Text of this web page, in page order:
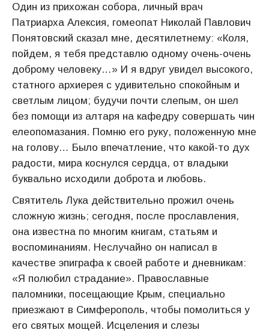
Один из прихожан собора, личный врач
Патриарха Алексия, гомеопат Николай Павлович
Понятовский сказал мне, десятилетнему: «Коля,
пойдем, я тебя представлю одному очень-очень
доброму человеку…» И я вдруг увидел высокого,
статного архиерея с удивительно спокойным и
светлым лицом; будучи почти слепым, он шел
без помощи из алтаря на кафедру совершать чин
елеопомазания. Помню его руку, положенную мне
на голову… Было впечатление, что какой-то дух
радости, мира коснулся сердца, от владыки
буквально исходили доброта и любовь.
Святитель Лука действительно прожил очень
сложную жизнь; сегодня, после прославления,
она известна по многим книгам, статьям и
воспоминаниям. Неслучайно он написал в
качестве эпиграфа к своей работе и дневникам:
«Я полюбил страдание». Православные
паломники, посещающие Крым, специально
приезжают в Симферополь, чтобы помолиться у
его святых мощей. Исцеления и слезы